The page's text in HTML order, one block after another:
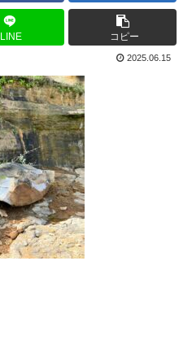
LINE コピー
2025.06.15